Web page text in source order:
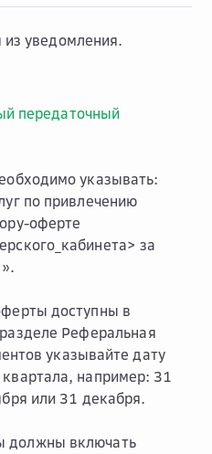
из уведомления.
передаточный
указывать:
по привлечению
оферте
за
доступны в
Реферальная
указывайте дату
например: 31
или 31 декабря.
должны включать